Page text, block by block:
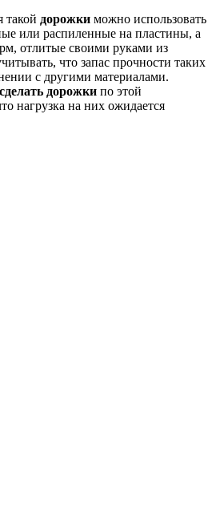
такой дорожки можно использовать
или распиленные на пластины, а
отлитые своими руками из
что запас прочности таких
с другими материалами.
дорожки по этой
нагрузка на них ожидается